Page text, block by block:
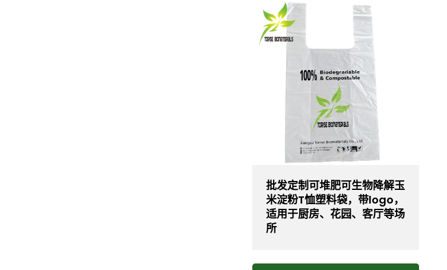
批发定制可堆肥可生物降解玉
米淀粉T恤塑料袋，带logo，
适用于厨房、花园、客厅等场
所